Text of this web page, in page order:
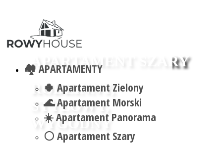
🏘️ APARTAMENTY
🍀 Apartament Zielony
🌊 Apartament Morski
☀️ Apartament Panorama
⚪ Apartament Szary
Przedstawiamy
APARTAMENT SZARY
RODZINNY,
STYLOWY,
WYGODNY